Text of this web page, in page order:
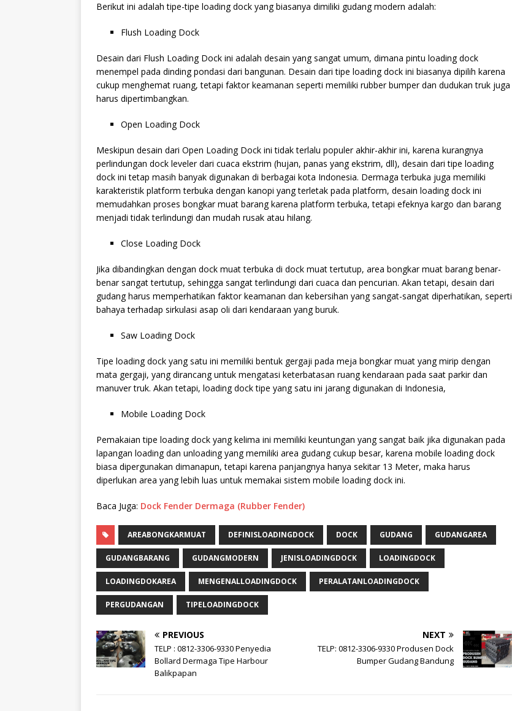
Berikut ini adalah tipe-tipe loading dock yang biasanya dimiliki gudang modern adalah:
Flush Loading Dock
Desain dari Flush Loading Dock ini adalah desain yang sangat umum, dimana pintu loading dock
menempel pada dinding pondasi dari bangunan. Desain dari tipe loading dock ini biasanya dipilih karena
cukup menghemat ruang, tetapi faktor keamanan seperti memiliki rubber bumper dan dudukan truk juga
harus dipertimbangkan.
Open Loading Dock
Meskipun desain dari Open Loading Dock ini tidak terlalu populer akhir-akhir ini, karena kurangnya
perlindungan dock leveler dari cuaca ekstrim (hujan, panas yang ekstrim, dll), desain dari tipe loading
dock ini tetap masih banyak digunakan di berbagai kota Indonesia. Dermaga terbuka juga memiliki
karakteristik platform terbuka dengan kanopi yang terletak pada platform, desain loading dock ini
memudahkan proses bongkar muat barang karena platform terbuka, tetapi efeknya kargo dan barang
menjadi tidak terlindungi dan mudah rusak atau hilang.
Close Loading Dock
Jika dibandingkan dengan dock muat terbuka di dock muat tertutup, area bongkar muat barang benar-
benar sangat tertutup, sehingga sangat terlindungi dari cuaca dan pencurian. Akan tetapi, desain dari
gudang harus memperhatikan faktor keamanan dan kebersihan yang sangat-sangat diperhatikan, seperti
bahaya terhadap sirkulasi asap oli dari kendaraan yang buruk.
Saw Loading Dock
Tipe loading dock yang satu ini memiliki bentuk gergaji pada meja bongkar muat yang mirip dengan
mata gergaji, yang dirancang untuk mengatasi keterbatasan ruang kendaraan pada saat parkir dan
manuver truk. Akan tetapi, loading dock tipe yang satu ini jarang digunakan di Indonesia,
Mobile Loading Dock
Pemakaian tipe loading dock yang kelima ini memiliki keuntungan yang sangat baik jika digunakan pada
lapangan loading dan unloading yang memiliki area gudang cukup besar, karena mobile loading dock
biasa dipergunakan dimanapun, tetapi karena panjangnya hanya sekitar 13 Meter, maka harus
diperlukan area yang lebih luas untuk memakai sistem mobile loading dock ini.
Baca Juga: Dock Fender Dermaga (Rubber Fender)
AREABONGKARMUAT DEFINISLOADINGDOCK DOCK GUDANG GUDANGAREA
GUDANGBARANG GUDANGMODERN JENISLOADINGDOCK LOADINGDOCK
LOADINGDOKAREA MENGENALLOADINGDOCK PERALATANLOADINGDOCK
PERGUDANGAN TIPELOADINGDOCK
PREVIOUS
TELP : 0812-3306-9330 Penyedia
Bollard Dermaga Tipe Harbour
Balikpapan
NEXT
TELP: 0812-3306-9330 Produsen Dock
Bumper Gudang Bandung